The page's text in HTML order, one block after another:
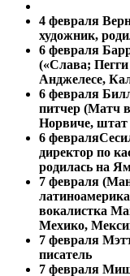
4 февраля
художник,
6 февраля
(«Слава;
Анджелесе,
6 февраля
питчер (Матч
Норвиче, штат
6 февраля
директор по
родилась на
7 февраля
вокалистка
Мехико,
7 февраля
писатель
7 февраля